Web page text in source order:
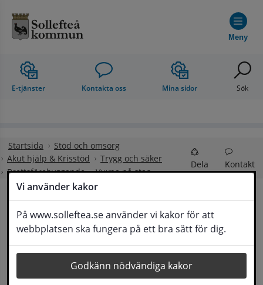
Vi använder kakor
På www.solleftea.se använder vi kakor för att
webbplatsen ska fungera på ett bra sätt för dig.
Godkänn nödvändiga kakor
Meny
E-tjänster Kontakta oss Mina sidor Sök
Startsida
Stöd och omsorg
Akut hjälp & Krisstöd
Trygg och säker
Brottsförebyggande
Vuxna på stan
Dela Kontakt
Vuxen på stan/byn
Kommunens verksamheter (socialtjänst och
ungdomsverksamhet) har fältarbete under särskilda
evenemang och vissa kvällar då fler ungdomar än